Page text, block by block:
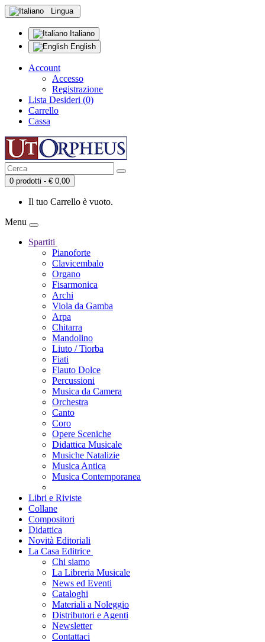
Lingua
Italiano
English
Account
Accesso
Registrazione
Lista Desideri (0)
Carrello
Cassa
0 prodotti - € 0,00
Il tuo Carrello è vuoto.
Menu
Spartiti
Pianoforte
Clavicembalo
Organo
Fisarmonica
Archi
Viola da Gamba
Arpa
Chitarra
Mandolino
Liuto / Tiorba
Fiati
Flauto Dolce
Percussioni
Musica da Camera
Orchestra
Canto
Coro
Opere Sceniche
Didattica Musicale
Musiche Natalizie
Musica Antica
Musica Contemporanea
Libri e Riviste
Collane
Compositori
Didattica
Novità Editoriali
La Casa Editrice
Chi siamo
La Libreria Musicale
News ed Eventi
Cataloghi
Materiali a Noleggio
Distributori e Agenti
Newsletter
Contattaci